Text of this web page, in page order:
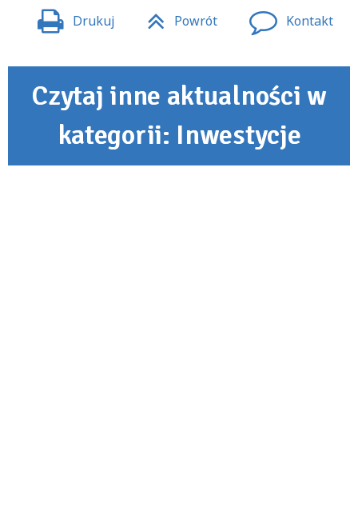
Drukuj Powrót Kontakt
Czytaj inne aktualności w
kategorii: Inwestycje